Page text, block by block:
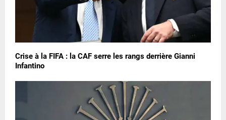
Crise à la FIFA : la CAF serre les rangs derrière Gianni
Infantino